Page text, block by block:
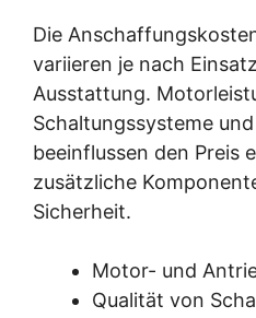
Die
variieren je nach
Ausstattung.
Schaltungssysteme
beeinflussen den Preis
zusätzliche
Sicherheit.
Motor- und
Qualität von